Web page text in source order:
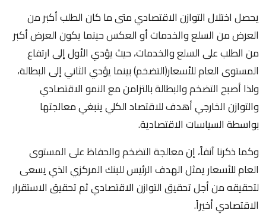
يحصل اختلال التوازن الاقتصادي متى ما كان الطلب أكبر من
العرض من السلع والخدمات أو العكس حينما يكون العرض أكبر
من الطلب على السلع والخدمات، حيث يؤدي الأول إلى ارتفاع
المستوى العام للأسعار(التضخم) بينما يؤدي الثاني إلى البطالة،
ولذا أصبح التضخم والبطالة بالتزامن مع النمو الاقتصادي
والتوازن الخارجي أهدف للاقتصاد الكلي ينبغي معالجتها
بواسطة السياسات الاقتصادية.
وكما ذكرنا آنفاً، إن معالجة التضخم والحفاظ على المستوى
العام للأسعار يمثل الهدف الرئيس للبنك المركزي الذي يسعى
لتحقيقه من أجل تحقيق التوازن الاقتصادي ثم تحقيق الاستقرار
الاقتصادي أخيراً.